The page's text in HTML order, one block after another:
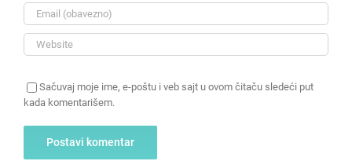
Sačuvaj moje ime, e-poštu i veb sajt u ovom čitaču sledeći put
kada komentarišem.